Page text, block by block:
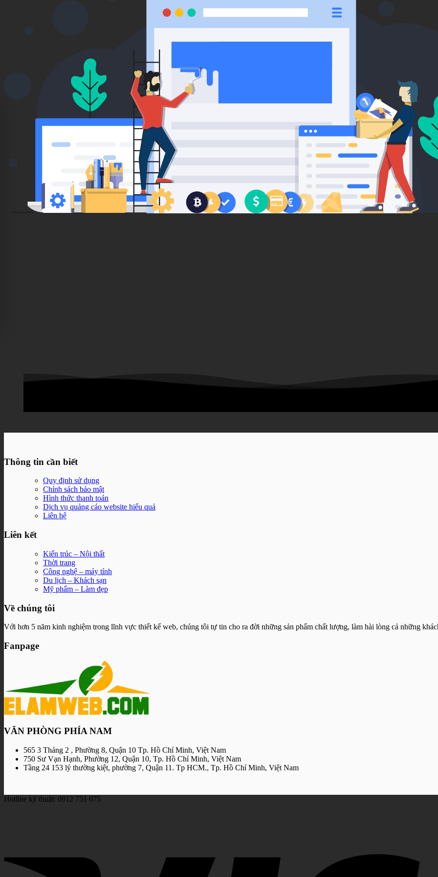
Thông tin cần biết
Quy định sử dụng
Chính sách bảo mật
Hình thức thanh toán
Dịch vụ quảng cáo website hiểu quả
Liên hệ
Liên kết
Kiến trúc – Nội thất
Thời trang
Công nghệ – máy tính
Du lịch – Khách sạn
Mỹ phẩm – Làm đẹp
Về chúng tôi
Với hơn 5 năm kinh nghiệm trong lĩnh vực thiết kế web, chúng tôi tự tin cho ra đời những sản phẩm chất lượng, làm hài lòng cả những
Fanpage
VĂN PHÒNG PHÍA NAM
565 3 Tháng 2 , Phường 8, Quận 10 Tp. Hồ Chí Minh, Việt Nam
750 Sư Vạn Hạnh, Phường 12, Quận 10, Tp. Hồ Chí Minh, Việt Nam
Tầng 24 153 lý thường kiệt, phường 7, Quận 11. Tp HCM., Tp. Hồ Chí Minh, Việt Nam
Hotline kỹ thuật: 0912 751 075